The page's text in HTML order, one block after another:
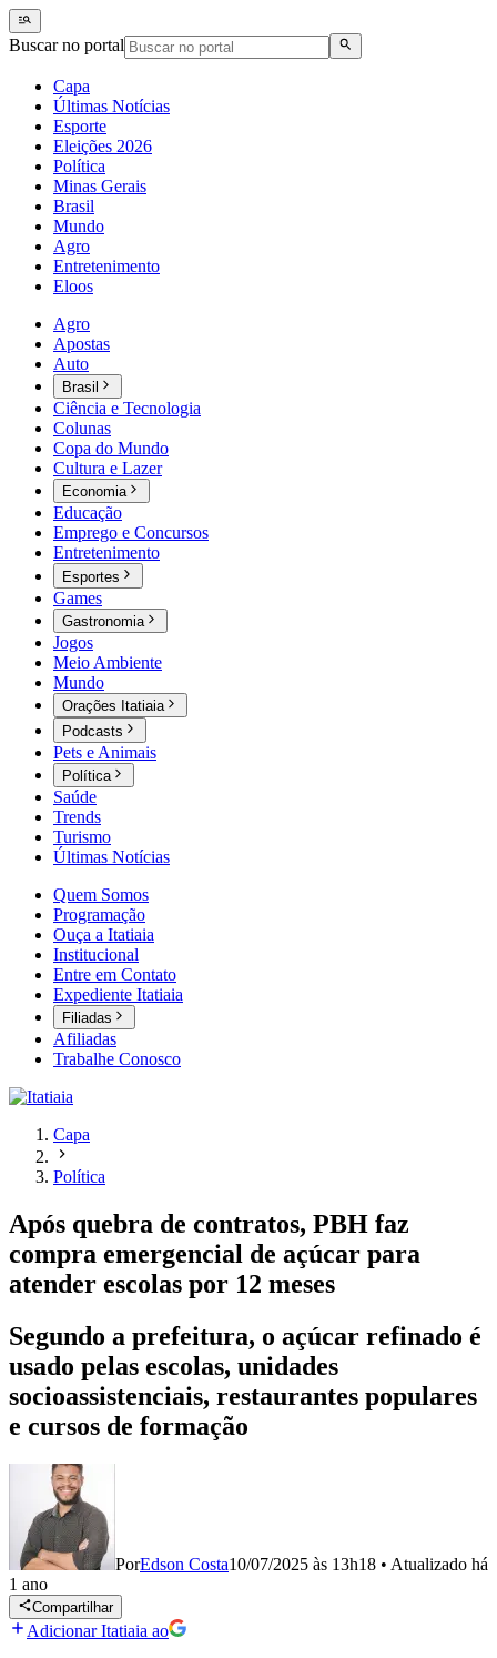
Buscar no portal
Capa
Últimas Notícias
Esporte
Eleições 2026
Política
Minas Gerais
Brasil
Mundo
Agro
Entretenimento
Eloos
Agro
Apostas
Auto
Brasil
Ciência e Tecnologia
Colunas
Copa do Mundo
Cultura e Lazer
Economia
Educação
Emprego e Concursos
Entretenimento
Esportes
Games
Gastronomia
Jogos
Meio Ambiente
Mundo
Orações Itatiaia
Podcasts
Pets e Animais
Política
Saúde
Trends
Turismo
Últimas Notícias
Quem Somos
Programação
Ouça a Itatiaia
Institucional
Entre em Contato
Expediente Itatiaia
Filiadas
Afiliadas
Trabalhe Conosco
Capa
Política
Após quebra de contratos, PBH faz
compra emergencial de açúcar para
atender escolas por 12 meses
Segundo a prefeitura, o açúcar refinado é
usado pelas escolas, unidades
socioassistenciais, restaurantes populares
e cursos de formação
PorEdson Costa10/07/2025 às 13h18 • Atualizado há
1 ano
Compartilhar
Adicionar Itatiaia ao